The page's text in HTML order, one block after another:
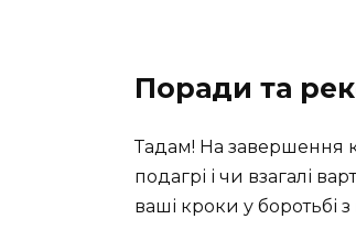
Поради та
Тадам! На завершення
подагрі і чи взагалі
ваші кроки у боротьбі